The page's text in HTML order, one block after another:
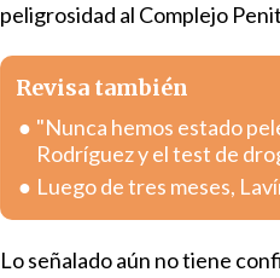
peligrosidad al Complejo
Revisa también
"Nunca hemos estado
Rodríguez y el test de
Luego de tres meses,
Lo señalado aún no tiene